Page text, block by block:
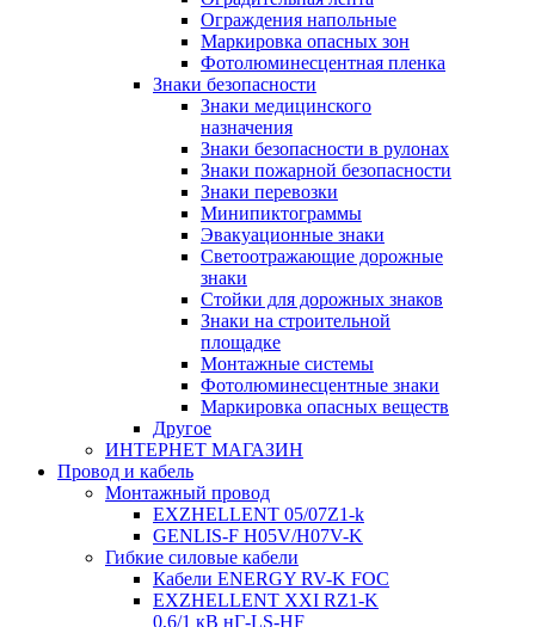
Ограждения напольные
Маркировка опасных зон
Фотолюминесцентная пленка
Знаки безопасности
Знаки медицинского
назначения
Знаки безопасности в рулонах
Знаки пожарной безопасности
Знаки перевозки
Минипиктограммы
Эвакуационные знаки
Светоотражающие дорожные
знаки
Стойки для дорожных знаков
Знаки на строительной
площадке
Монтажные системы
Фотолюминесцентные знаки
Маркировка опасных веществ
Другое
ИНТЕРНЕТ МАГАЗИН
Провод и кабель
Монтажный провод
EXZHELLENT 05/07Z1-k
GENLIS-F Н05V/H07V-K
Гибкие силовые кабели
Кабели ENERGY RV-K FOC
EXZHELLENT XXI RZ1-K
0,6/1 кВ нГ-LS-HF